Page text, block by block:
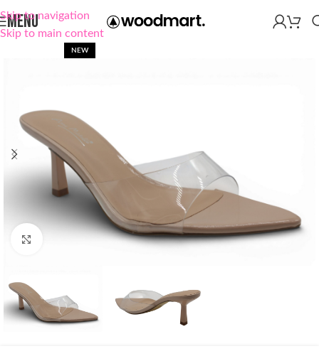
Skip to navigation
Skip to main content
MENU
NEW
Click to enlarge